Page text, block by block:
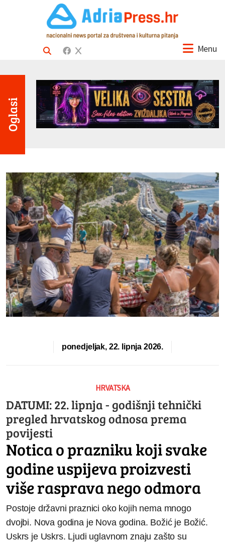
Menu
Oglasi
ponedjeljak, 22. lipnja 2026.
HRVATSKA
DATUMI: 22. lipnja - godišnji tehnički
pregled hrvatskog odnosa prema
povijesti
Notica o prazniku koji svake
godine uspijeva proizvesti
više rasprava nego odmora
Postoje državni praznici oko kojih nema mnogo
dvojbi. Nova godina je Nova godina. Božić je Božić.
Uskrs je Uskrs. Ljudi uglavnom znaju zašto su